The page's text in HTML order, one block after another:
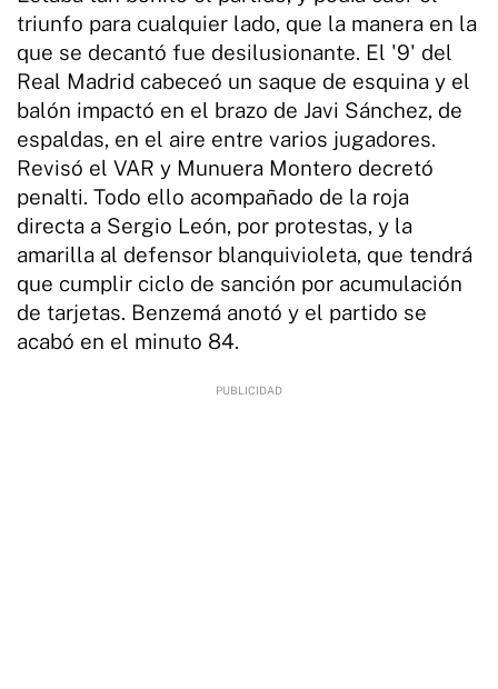
triunfo para cualquier lado, que la manera en la
que se decantó fue desilusionante. El '9' del
Real Madrid cabeceó un saque de esquina y el
balón impactó en el brazo de Javi Sánchez, de
espaldas, en el aire entre varios jugadores.
Revisó el VAR y Munuera Montero decretó
penalti. Todo ello acompañado de la roja
directa a Sergio León, por protestas, y la
amarilla al defensor blanquivioleta, que tendrá
que cumplir ciclo de sanción por acumulación
de tarjetas. Benzemá anotó y el partido se
acabó en el minuto 84.